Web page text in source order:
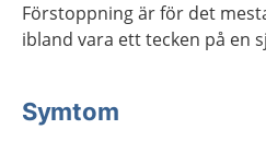
Förstoppning är för det
ibland vara ett tecken på en
Symtom